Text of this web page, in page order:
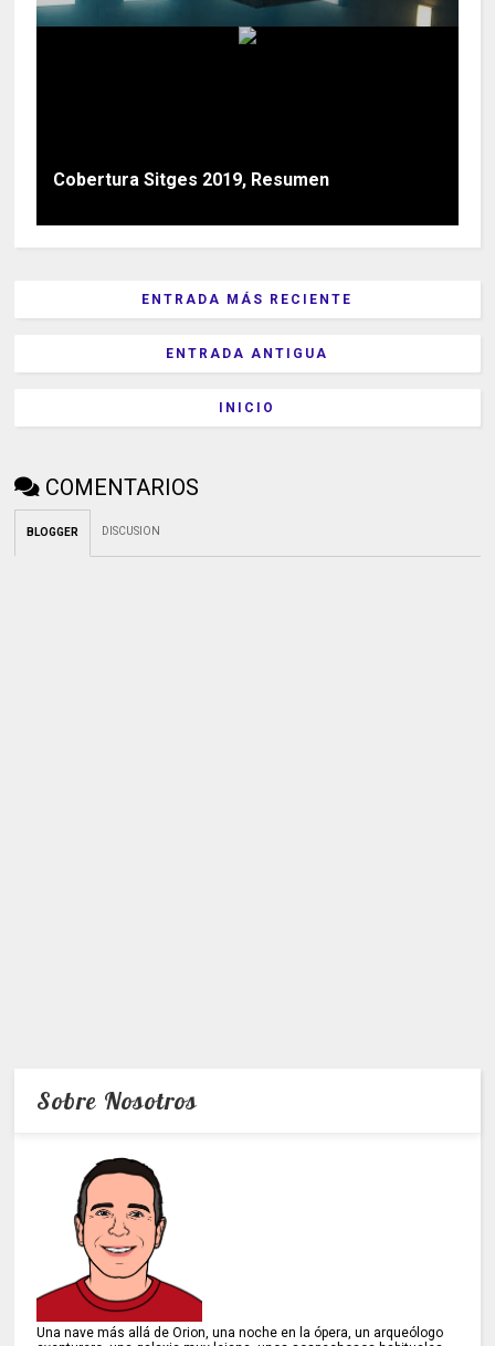
Cobertura Sitges 2019, Resumen
ENTRADA MÁS RECIENTE
ENTRADA ANTIGUA
INICIO
COMENTARIOS
BLOGGER DISCUSION
Sobre Nosotros
Una nave más allá de Orion, una noche en la ópera, un arqueólogo